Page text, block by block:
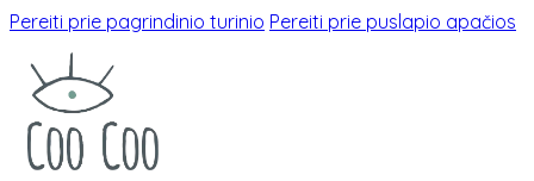
Pereiti prie pagrindinio turinio Pereiti prie puslapio apačios